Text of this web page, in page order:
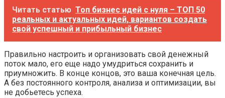
Читать статью Топ бизнес идей с нуля – ТОП 50
реальных и актуальных идей, вариантов создать
свой успешный и прибыльный бизнес
Правильно настроить и организовать свой денежный
поток мало, его еще надо умудриться сохранить и
приумножить. В конце концов, это ваша конечная цель.
А без постоянного контроля, анализа и оптимизации, вы
не добьетесь успеха.